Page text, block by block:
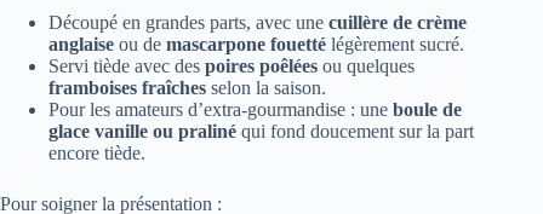
Découpé en grandes parts, avec une cuillère de crème
anglaise ou de mascarpone fouetté légèrement sucré.
Servi tiède avec des poires poêlées ou quelques
framboises fraîches selon la saison.
Pour les amateurs d’extra-gourmandise : une boule de
glace vanille ou praliné qui fond doucement sur la part
encore tiède.
Pour soigner la présentation :